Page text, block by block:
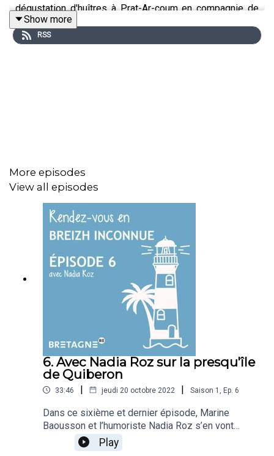
dégustation d'huîtres à Prat-Ar-coum en compagnie de
Caroline Madec, ostréicultrice passionnée, visite à la
ferme de Kerinou guidée par le joyeux éleveur et
Marine Baousson est humoriste et podcasteuse.
D’ailleurs, vous la connaissez sans doute pour son
podcast Vulgaire, mais elle est aussi et surtout
Bretonne. Et ses potes comédiens ont plein de clichés
sur la région ! Elle a donc voulu les emmener à l'aventure
sur ses terres pour briser ces clichés. Ça s'appelle
"Rendez en Breizh inconnue", c'est un podcast en 6
épisodes, disponible sur toutes les plateformes.
Rendez-vous en Breizh inconnue est un podcast de
Tourisme Bretagne
Animé par Marine Baousson
Show more
RSS
More episodes
View all episodes
6. Avec Nadia Roz sur la presqu'île
de Quiberon
33:46 | jeudi 20 octobre 2022 | Saison 1 Ep. 6
Dans ce sixième et dernier épisode, Marine
Baousson et l’humoriste Nadia Roz s’en vont
explorer les côtes sauvages bretonnes. Direction
la presqu’île de Quiberon qui regorge d’activités…
Play